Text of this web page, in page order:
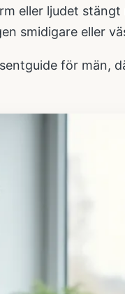
eller ljudet stängt
smidigare eller
för män,